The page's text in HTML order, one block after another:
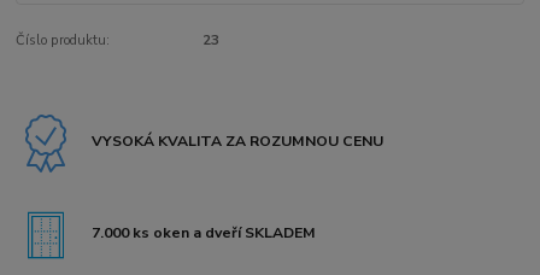
Číslo produktu: 23
VYSOKÁ KVALITA ZA ROZUMNOU CENU
7.000 ks oken a dveří SKLADEM